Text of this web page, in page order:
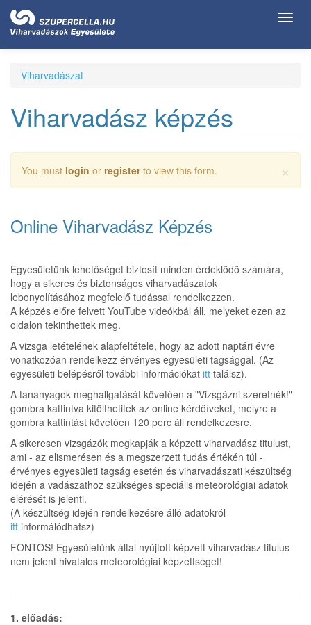
Ugrás
tartalomra
Viharvadászat
Viharvadász képzés
×
Figyelmeztető
üzenet
You must login or registerto view this form.
Online Viharvadász Képzés
Egyesületünk lehetőséget biztosít minden érdeklődő számára,
hogy a sikeres és biztonságos viharvadászatok
lebonyolításához megfelelő tudással rendelkezzen.
A képzés előre felvett YouTube videókbál áll, melyeket ezen az
oldalon tekinthettek meg.
A vizsga letételének alapfeltétele, hogy az adott naptári évre
vonatkozóan rendelkezz érvényes egyesületi tagsággal. (Az
egyesületi belépésről további információkat itt találsz).
A tananyagok meghallgatását követően a "Vizsgázni szeretnék!"
gombra kattintva kitölthetitek az online kérdőíveket, melyre a
gombra kattintást követően 120 perc áll rendelkezésre.
A sikeresen vizsgázók megkapják a képzett viharvadász titulust,
ami - az elismerésen és a megszerzett tudás értékén túl -
érvényes egyesületi tagság esetén és viharvadászati készültség
idején a vadászathoz szükséges speciális meteorológiai adatok
elérését is jelenti.
(A készültség idején rendelkezésre álló adatokról
itt informálódhatsz)
FONTOS! Egyesületünk által nyújtott képzett viharvadász titulus
nem jelent hivatalos meteorológiai képzettséget!
1. előadás: